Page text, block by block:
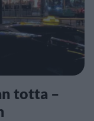
totta –